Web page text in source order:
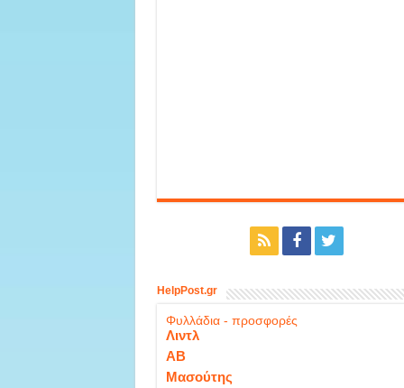
HelpPost.gr
Φυλλάδια - προσφορές
Λιντλ
ΑΒ
Μασούτης